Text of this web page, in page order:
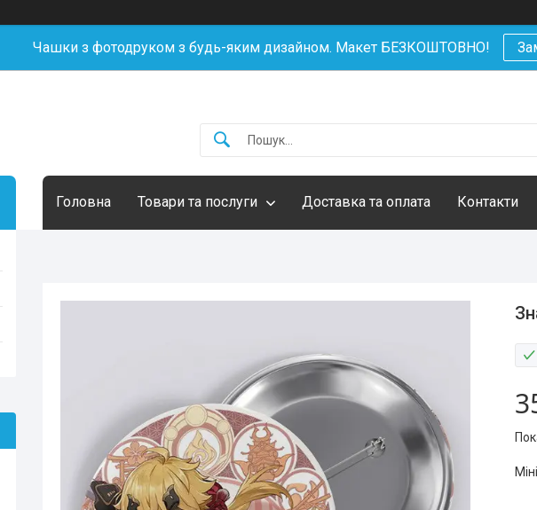
Чашки з фотодруком з будь-яким дизайном. Макет БЕЗКОШТОВНО!
Головна Товари та послуги Доставка та оплата Контакти